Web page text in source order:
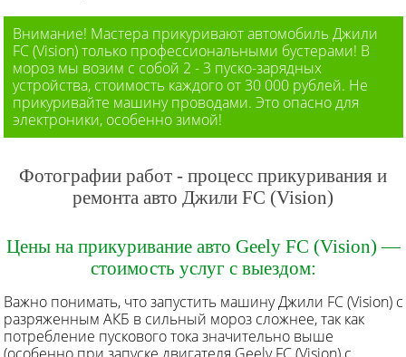
Внимание! Мастера прикуривают автомобиль Джили
FC (Vision) только профессиональными бустерами! В
мороз мы возим с собой 2 - 3 пуско-зарядных
устройства, стоимость каждого от 30 000 рублей. Не
прикуривайте машину проводами. Это опасно для
электроники, особенно зимой!
Фотографии работ - процесс прикуривания и
ремонта авто Джили FC (Vision)
Цены на прикуривание авто Geely FC (Vision) —
стоимость услуг с выездом:
Важно понимать, что запустить машину Джили FC (Vision) с
разряженным АКБ в сильный мороз сложнее, так как
потребление пускового тока значительно выше